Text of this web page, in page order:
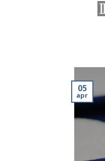
05
apr